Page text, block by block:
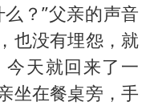
？”父亲的声音
也没有埋怨，就
天就回来了一
坐在餐桌旁，手